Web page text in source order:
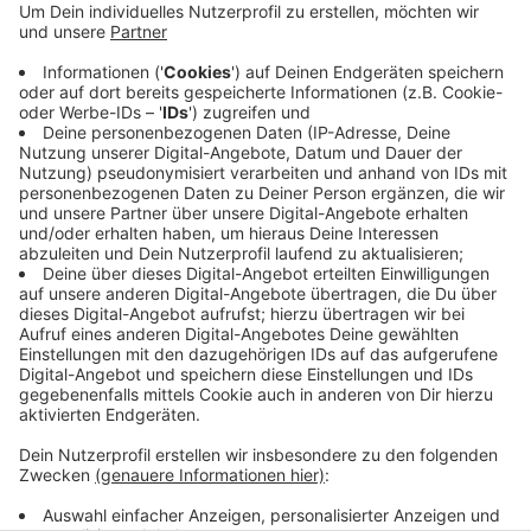
neuen Entwicklungen und Vorgaben durch die Corona-
jetzt zu einer Absage des Markts entschieden. „Ein
Fest dieser Größenordnung sei aktuell nicht denkbar
und auch nicht realisierbar“, so die
Veranstaltergemeinschaft. Die Premiere der
„Dörfergasse“, bei der regionale Spezialitäten der
Heimatvereine angeboten werden sollten, wird auf den
nächsten Wollmarkt verschoben.
Anzeige
Anzeige